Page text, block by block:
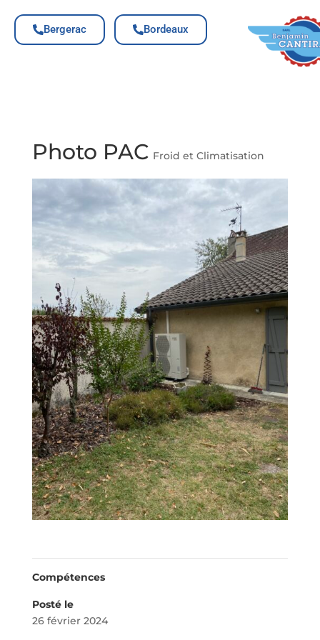
Bergerac Bordeaux
Photo PAC Froid et Climatisation
Compétences
Posté le
26 février 2024